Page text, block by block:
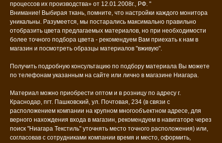
процессов их производства» от 12.01.2008г., РФ. "
Внимание! Выбирая ткань, помните, что настройки каждого монитора
уникальны. Разумеется, мы постарались максимально правильно
отобразить цвета предлагаемых материалов, но при необходимости
более точного подбора цвета - рекомендуем Вам приехать к нам в
магазин и посмотреть образцы материалов "вживую".
Получить подробную консультацию по подбору материала Вы можете
по телефонам указанным на сайте или лично в магазине Ниагара.
Материал можно приобрести оптом и в розницу по адресу г.
Краснодар, пгт. Пашковский, ул. Почтовая, 234 (в связи с
расположением компании на крупном многообъектном адресе, для
верного нахождения входа в магазин, рекомендуем в навигаторе через
поиск "Ниагара Текстиль" уточнять место точного расположения) или,
согласовав с сотрудниками компании время и место, оформить,